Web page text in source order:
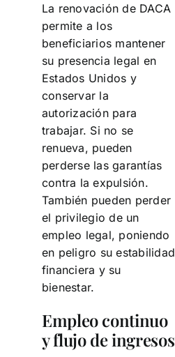
La renovación de DACA
permite a los
beneficiarios mantener
su presencia legal en
Estados Unidos y
conservar la
autorización para
trabajar. Si no se
renueva, pueden
perderse las garantías
contra la expulsión.
También pueden perder
el privilegio de un
empleo legal, poniendo
en peligro su estabilidad
financiera y su
bienestar.
Empleo continuo
y flujo de ingresos